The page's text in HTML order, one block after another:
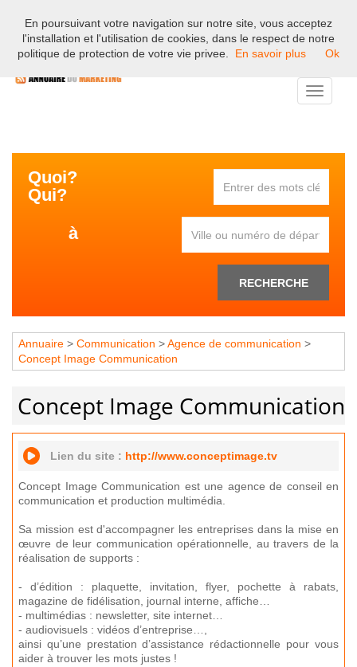
Bienvenue sur l'annuaire professionnel du marketing et de la
communication en France.
Toggle
Quoi?
Qui?
à
RECHERCHE
Annuaire > Communication >Agence de communication >
Concept Image Communication
Concept Image Communication
Lien du site : http://www.conceptimage.tv
Concept Image Communication est une agence de conseil en
communication et production multimédia.
Sa mission est d'accompagner les entreprises dans la mise en
œuvre de leur communication opérationnelle, au travers de la
réalisation de supports :
- d’édition : plaquette, invitation, flyer, pochette à rabats,
magazine de fidélisation, journal interne, affiche…
- multimédias : newsletter, site internet…
- audiovisuels : vidéos d’entreprise…,
ainsi qu’une prestation d’assistance rédactionnelle pour vous
aider à trouver les mots justes !
En poursuivant votre navigation sur notre site, vous acceptez
l'installation et l'utilisation de cookies, dans le respect de notre
politique de protection de votre vie privee.
En savoir plus Ok